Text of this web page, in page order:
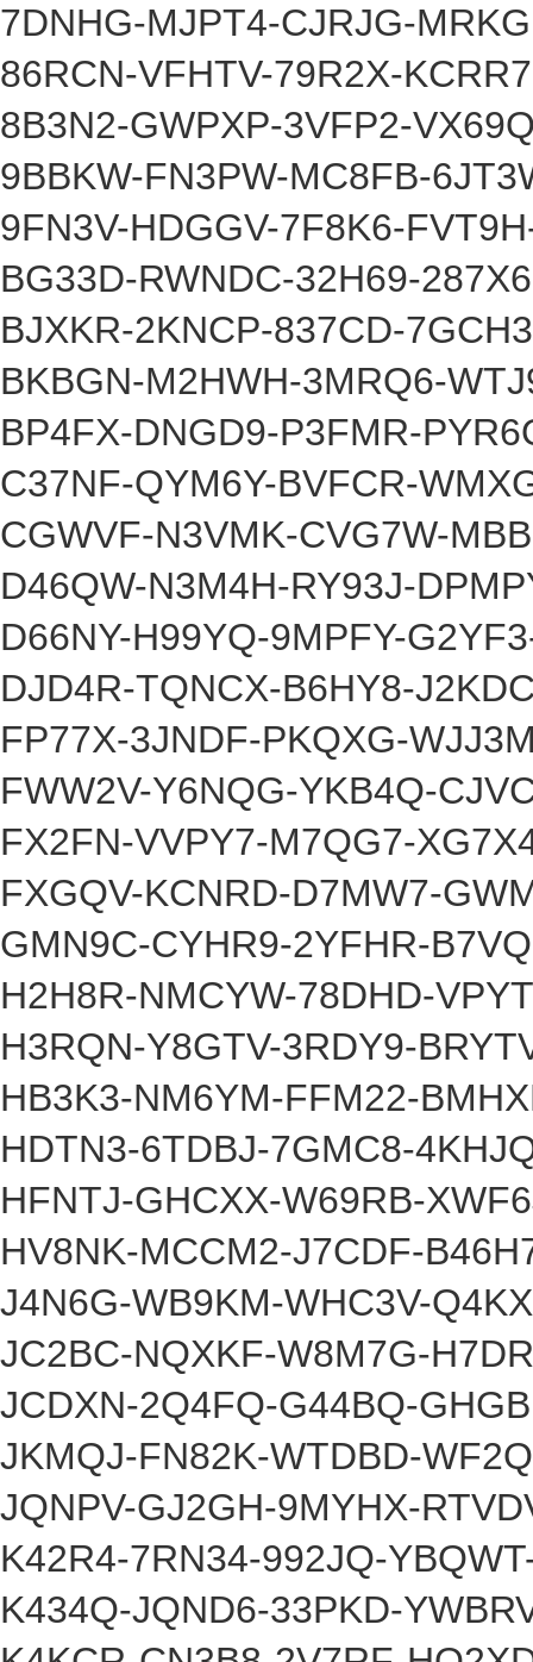
7DNHG-MJPT4-CJRJG-
86RCN-VFHTV-79R2X-
8B3N2-GWPXP-3VFP2-
9BBKW-FN3PW-MC8FB-
9FN3V-HDGGV-7F8K6-
BG33D-RWNDC-32H69-
BJXKR-2KNCP-837CD-
BKBGN-M2HWH-3MRQ6-
BP4FX-DNGD9-P3FMR-
C37NF-QYM6Y-BVFCR-
CGWVF-N3VMK-CVG7W-
D46QW-N3M4H-RY93J-
D66NY-H99YQ-9MPFY-
DJD4R-TQNCX-B6HY8-
FP77X-3JNDF-PKQXG-
FWW2V-Y6NQG-YKB4Q-
FX2FN-VVPY7-M7QG7-
FXGQV-KCNRD-D7MW7-
GMN9C-CYHR9-2YFHR-
H2H8R-NMCYW-78DHD-
H3RQN-Y8GTV-3RDY9-
HB3K3-NM6YM-FFM22-
HDTN3-6TDBJ-7GMC8-
HFNTJ-GHCXX-W69RB-
HV8NK-MCCM2-J7CDF-
J4N6G-WB9KM-WHC3V-
JC2BC-NQXKF-W8M7G-
JCDXN-2Q4FQ-G44BQ-
JKMQJ-FN82K-WTDBD-
JQNPV-GJ2GH-9MYHX-
K42R4-7RN34-992JQ-
K434Q-JQND6-33PKD-